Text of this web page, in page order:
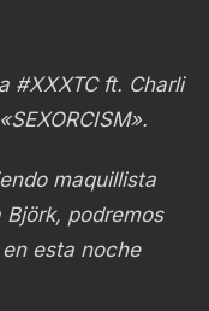
#XXXTC ft. Charli
«SEXORCISM».
maquillista
podremos
esta noche